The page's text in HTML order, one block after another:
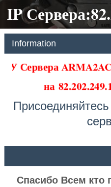
IP
Information
У Сервера
на
Спасибо Всем кто